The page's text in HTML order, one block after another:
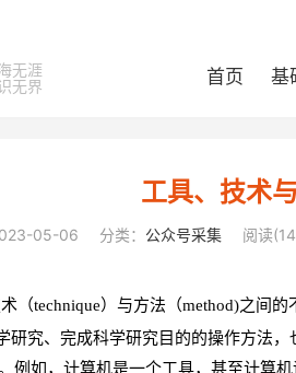
无涯
无界
首页 基
工具、技术
05-06 分类： 公众号采集 阅读(
（technique）与方法（method)之间的
研究、完成科学研究目的的操作方法
例如，计算机是一个工具，甚至计算